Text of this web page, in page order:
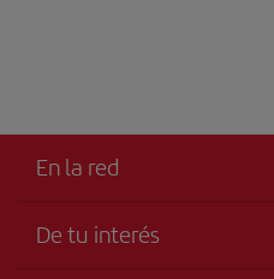
En la red
De tu interés